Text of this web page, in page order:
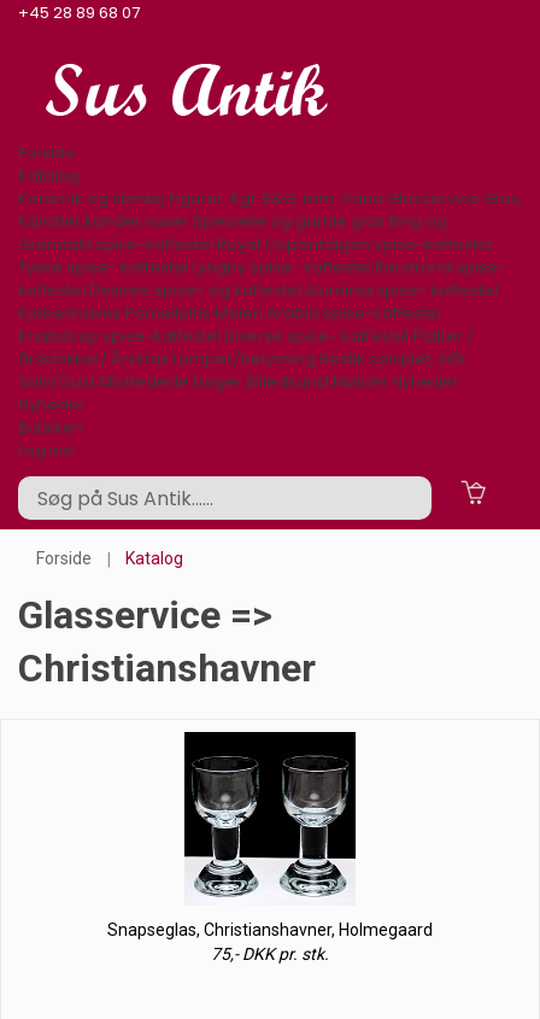
+45 28 89 68 07
Forside
Katalog
Keramik og stentøj Figurer. Kgl. B&G, mm. Varia Glasservice Glas,
Karafler,kander,vaser Specielle og gamle glas Bing og
Grøndahl spise-kaffestel Royal Copenhagen spise-kaffestel
Tyske spise- kaffestel Lyngby spise- kaffestel Rørstrand spise-
kaffestel Desiree spise- og kaffestel Aluminia spise- kaffestel
Kjøbenhavns Porcellains Maleri Arabia spise-kaffestel
Knabstrup spise-kaffestel Diverse spise- kaffestel Platter /
årsklokker/ Årskrus Lamper/belysning Bestik sølvplet, stål
Sølv/Guld Afbilledede bøger Billedkunst Møbler Nyheder
Nyheder
Butikken
Log ind
Forside Katalog
Glasservice =>
Christianshavner
Snapseglas, Christianshavner, Holmegaard
75,- DKK pr. stk.